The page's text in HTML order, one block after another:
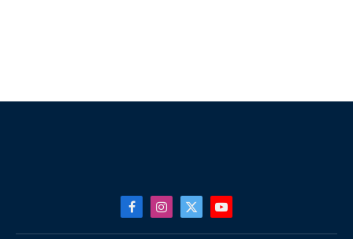
FacebookInstagram
X
(Twitter)
YouTube